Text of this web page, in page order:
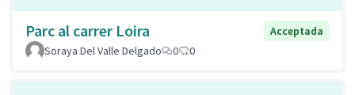
Parc al carrer Loira
Acceptada
Soraya Del Valle Delgado
0 0